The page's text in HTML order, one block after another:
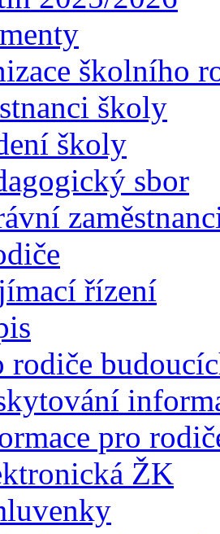
školního
školy
školy
sbor
řízení
rodiče
pro
ŽK